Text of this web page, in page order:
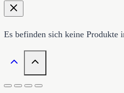
Es befinden sich keine Produkte